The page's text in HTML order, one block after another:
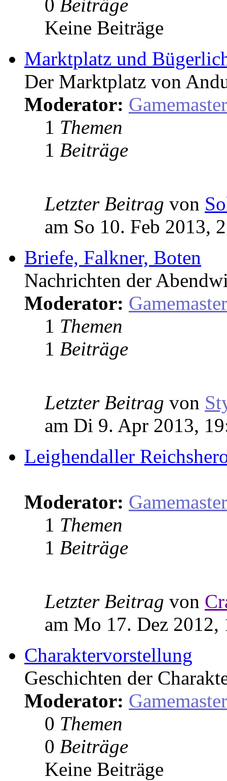
0 Beiträge
Keine Beiträge
Marktplatz und
Der Marktplatz von
Moderator: Gamemaster
1 Themen
1 Beiträge
Letzter Beitrag von
am So 10. Feb 2013,
Briefe, Falkner, Boten
Nachrichten der
Moderator: Gamemaster
1 Themen
1 Beiträge
Letzter Beitrag von
am Di 9. Apr 2013,
Leighendaller
Moderator: Gamemaster
1 Themen
1 Beiträge
Letzter Beitrag von
am Mo 17. Dez 2012,
Charaktervorstellung
Geschichten der
Moderator: Gamemaster
0 Themen
0 Beiträge
Keine Beiträge